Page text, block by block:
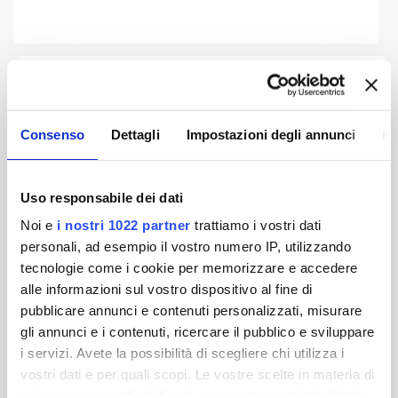
Consenso Dettagli Impostazioni degli annunci
Uso responsabile dei dati
Noi e i nostri 1022 partner trattiamo i vostri dati
personali, ad esempio il vostro numero IP, utilizzando
tecnologie come i cookie per memorizzare e accedere
alle informazioni sul vostro dispositivo al fine di
pubblicare annunci e contenuti personalizzati, misurare
gli annunci e i contenuti, ricercare il pubblico e sviluppare
i servizi. Avete la possibilità di scegliere chi utilizza i
vostri dati e per quali scopi. Le vostre scelte in materia di
Archivio bilanci precedenti
Bilancio 2021 Bilancio 2020
Bilancio 2019 Bilancio 2018
Bilancio 2016